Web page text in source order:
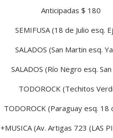
Anticipadas $ 180
SEMIFUSA (18 de Julio esq.
SALADOS (San Martin esq.
SALADOS (Río Negro esq. San
TODOROCK (Techitos
TODOROCK (Paraguay esq. 18
+MUSICA (Av. Artigas 723 (LAS